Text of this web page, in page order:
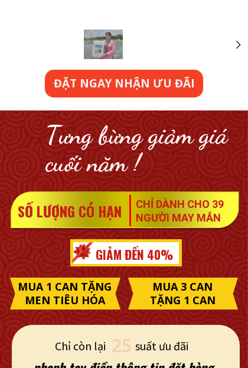
ĐẶT NGAY NHẬN ƯU ĐÃI
Tưng bừng giảm giá
cuối năm !
GIẢM ĐẾN 40%
MUA 1 CAN TẶNG
MEN TIÊU HÓA
MUA 3 CAN
TẶNG 1 CAN
SỐ LƯỢNG CÓ HẠN
CHỈ DÀNH CHO 39
NGƯỜI MAY MẮN
Chỉ còn lại suất ưu đãi
25